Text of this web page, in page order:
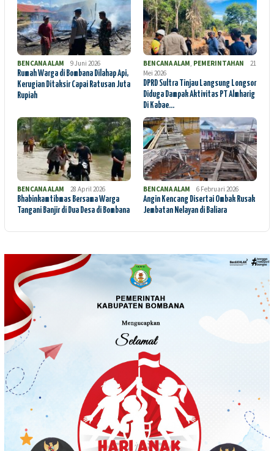
BENCANA ALAM
9 Juni 2026
Rumah Warga di Bombana Dilahap Api,
Kerugian Ditaksir Capai Ratusan Juta
Rupiah
BENCANA ALAM PEMERINTAHAN
21
Mei 2026
DPRD Sultra Tinjau Langsung Longsor
Diduga Dampak Aktivitas PT Almharig
Di Kabae…
BENCANA ALAM
28 April 2026
Bhabinkamtibmas Bersama Warga
Tangani Banjir di Dua Desa di Bombana
BENCANA ALAM
6 Februari 2026
Angin Kencang Disertai Ombak Rusak
Jembatan Nelayan di Baliara